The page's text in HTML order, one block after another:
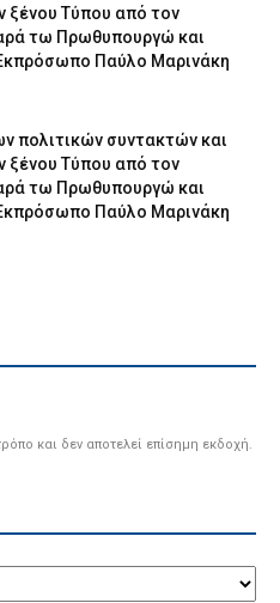
ξένου Τύπου από τον
τω Πρωθυπουργώ και
Παύλο Μαρινάκη
πολιτικών συντακτών και
ξένου Τύπου από τον
τω Πρωθυπουργώ και
Παύλο Μαρινάκη
και δεν αποτελεί επίσημη εκδοχή.